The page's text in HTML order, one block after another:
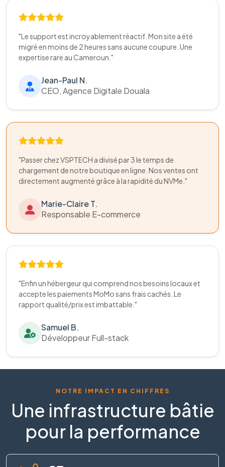
"Le support est incroyablement réactif. Mon site a été
migré en moins de 2 heures sans aucune coupure. Une
expertise rare au Cameroun."
Jean-Paul N.
CEO, Agence Digitale Douala
"Passer chez VSPTECH a divisé par 3 le temps de
chargement de notre boutique en ligne. Nos ventes ont
directement augmenté grâce à la rapidité du NVMe."
Marie-Claire T.
Responsable E-commerce
"Enfin un hébergeur qui comprend nos besoins locaux et
accepte les paiements MoMo sans frais cachés. Le
rapport qualité/prix est imbattable."
Samuel B.
Développeur Full-stack
NOTRE IMPACT EN CHIFFRES
Une infrastructure bâtie
pour la performance